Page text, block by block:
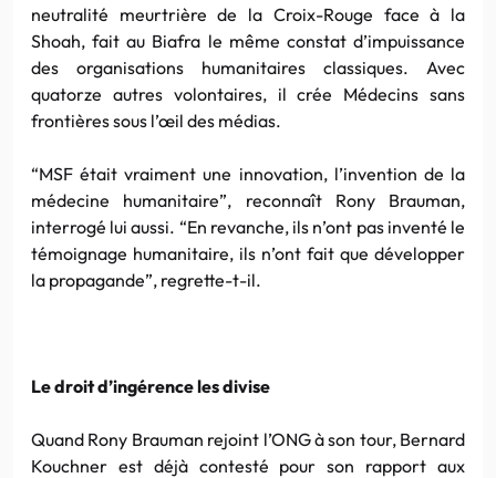
neutralité meurtrière de la Croix-Rouge face à la
Shoah, fait au Biafra le même constat d’impuissance
des organisations humanitaires classiques. Avec
quatorze autres volontaires, il crée Médecins sans
frontières sous l’œil des médias.
“MSF était vraiment une innovation, l’invention de la
médecine humanitaire”, reconnaît Rony Brauman,
interrogé lui aussi. “En revanche, ils n’ont pas inventé le
témoignage humanitaire, ils n’ont fait que développer
la propagande”, regrette-t-il.
Le droit d’ingérence les divise
Quand Rony Brauman rejoint l’ONG à son tour, Bernard
Kouchner est déjà contesté pour son rapport aux